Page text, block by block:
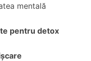
mentală
pentru detox